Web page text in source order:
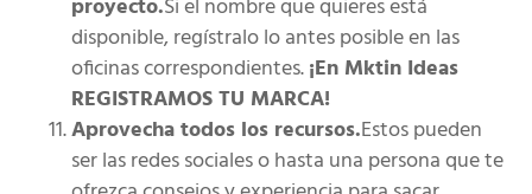
proyecto.Si el nombre que quieres está
disponible, regístralo lo antes posible en las
oficinas correspondientes.¡En Mktin Ideas
REGISTRAMOS TU MARCA!
Aprovecha todos los recursos.Estos pueden
ser las redes sociales o hasta una persona que te